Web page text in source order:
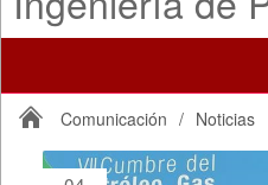
Comunicación / Noticias